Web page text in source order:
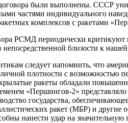
были выполнены. СССР
частями индивидуального
комплексов с ракетами
РСМД периодически критикуют
близости к
следует напомнить, что
плотности с возможностью
ракеты обладали
«Першингов-2»
государства,
ракет (МБР) и другие
нанести удар на